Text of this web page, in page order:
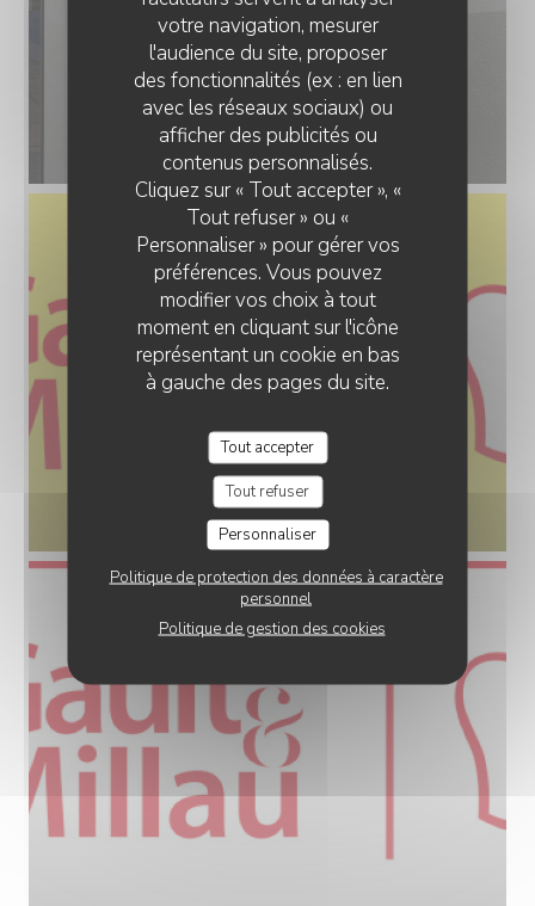
votre navigation, mesurer
l'audience du site, proposer
des fonctionnalités (ex : en lien
avec les réseaux sociaux) ou
afficher des publicités ou
contenus personnalisés.
Cliquez sur « Tout accepter », «
Tout refuser » ou «
Personnaliser » pour gérer vos
préférences. Vous pouvez
modifier vos choix à tout
moment en cliquant sur l'icône
représentant un cookie en bas
à gauche des pages du site.
Tout accepter
Tout refuser
Personnaliser
Politique de protection des données à caractère
personnel
Politique de gestion des cookies